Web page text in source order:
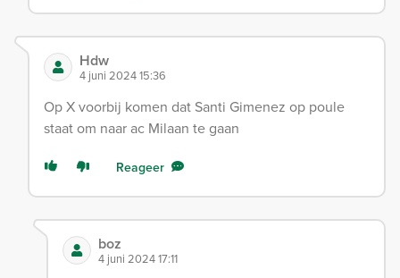
Hdw
4 juni 2024 15:36
Op X voorbij komen dat Santi Gimenez op poule
staat om naar ac Milaan te gaan
Reageer
boz
4 juni 2024 17:11